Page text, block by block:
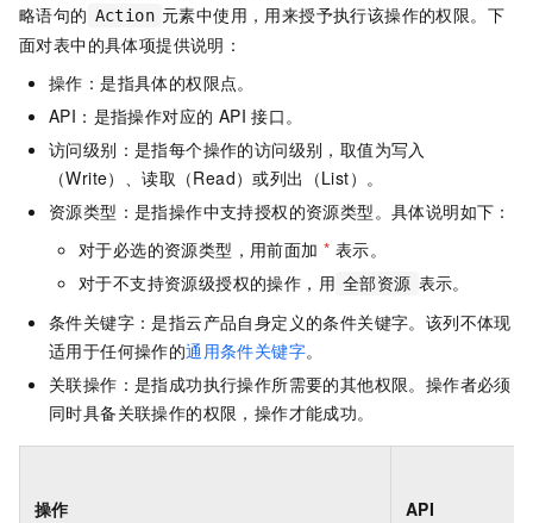
略语句的 Action 元素中使用，用来授予执行该操作的权限。下
面对表中的具体项提供说明：
操作：是指具体的权限点。
API：是指操作对应的 API 接口。
访问级别：是指每个操作的访问级别，取值为写入
（Write）、读取（Read）或列出（List）。
资源类型：是指操作中支持授权的资源类型。具体说明如下：
对于必选的资源类型，用前面加 * 表示。
对于不支持资源级授权的操作，用 全部资源 表示。
条件关键字：是指云产品自身定义的条件关键字。该列不体现
适用于任何操作的通用条件关键字。
关联操作：是指成功执行操作所需要的其他权限。操作者必须
同时具备关联操作的权限，操作才能成功。
操作 API